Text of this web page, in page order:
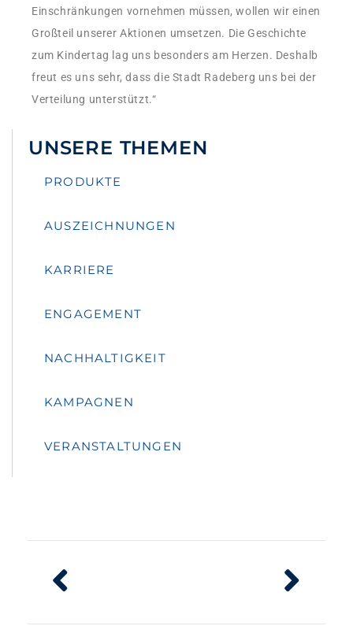
Einschränkungen vornehmen müssen, wollen wir einen
Großteil unserer Aktionen umsetzen. Die Geschichte
zum Kindertag lag uns besonders am Herzen. Deshalb
freut es uns sehr, dass die Stadt Radeberg uns bei der
Verteilung unterstützt.“
UNSERE THEMEN
PRODUKTE
AUSZEICHNUNGEN
KARRIERE
ENGAGEMENT
NACHHALTIGKEIT
KAMPAGNEN
VERANSTALTUNGEN